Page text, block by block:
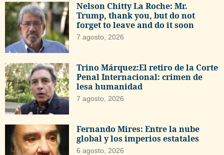
Nelson Chitty La Roche: Mr.
Trump, thank you, but do not
forget to leave and do it soon
7 agosto, 2026
Trino Márquez:El retiro de la Corte
Penal Internacional: crimen de
lesa humanidad
7 agosto, 2026
Fernando Mires: Entre la nube
global y los imperios estatales
6 agosto, 2026